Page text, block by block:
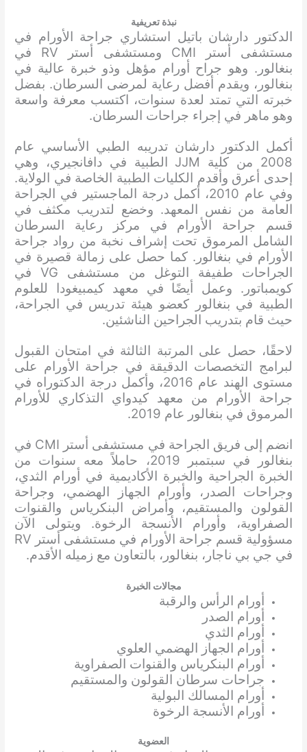
نبذة تعريفية
الدكتور دارشان باتيل استشاري جراحة الأورام في
مستشفى أستر CMI ومستشفى أستر RV في
بنغالور. وهو جراح أورام مؤهل وذو خبرة عالية في
بنغالور، ويقدم أفضل رعاية لمرضى السرطان. بفضل
خبرته التي تمتد لعدة سنوات، اكتسب معرفة واسعة
وهو ماهر في إجراء جراحات السرطان.
أكمل الدكتور دارشان تدريبه الطبي الأساسي عام
2008 من كلية JJM الطبية في دافانجيري، وهي
إحدى أعرق وأقدم الكليات الطبية الخاصة في الولاية.
وفي عام 2010، أكمل درجة الماجستير في الجراحة
العامة من نفس المعهد. وخضع لتدريب مكثف في
قسم جراحة الأورام في مركز رعاية السرطان
الشامل المرموق تحت إشراف نخبة من رواد جراحة
الأورام في بنغالور. كما حصل على زمالة قصيرة في
الجراحات طفيفة التوغل من مستشفى VG في
كويمباتور. وعمل أيضًا في معهد كيمبيغودا للعلوم
الطبية في بنغالور كعضو هيئة تدريس في الجراحة،
حيث قام بتدريب الجراحين الناشئين.
لاحقًا، حصل على المرتبة الثالثة في امتحان القبول
لبرامج التخصصات الدقيقة في جراحة الأورام على
مستوى الهند عام 2016، وأكمل درجة الدكتوراه في
جراحة الأورام من معهد كيدواي التذكاري للأورام
المرموق في بنغالور عام 2019.
انضم إلى فريق الجراحة في مستشفى أستر CMI في
بنغالور في سبتمبر 2019، حاملاً معه سنوات من
الخبرة الجراحية والخبرة الأكاديمية في أورام الثدي،
وجراحات الصدر، وأورام الجهاز الهضمي، وجراحة
القولون والمستقيم، وأمراض البنكرياس والقنوات
الصفراوية، وأورام الأنسجة الرخوة. ويتولى الآن
مسؤولية قسم جراحة الأورام في مستشفى أستر RV
في جي بي ناجار، بنغالور، بالتعاون مع زميله الأقدم.
مجالات الخبرة
أورام الرأس والرقبة
أورام الصدر
أورام الثدي
أورام الجهاز الهضمي العلوي
أورام البنكرياس والقنوات الصفراوية
جراحات سرطان القولون والمستقيم
أورام المسالك البولية
أورام الأنسجة الرخوة
العضوية